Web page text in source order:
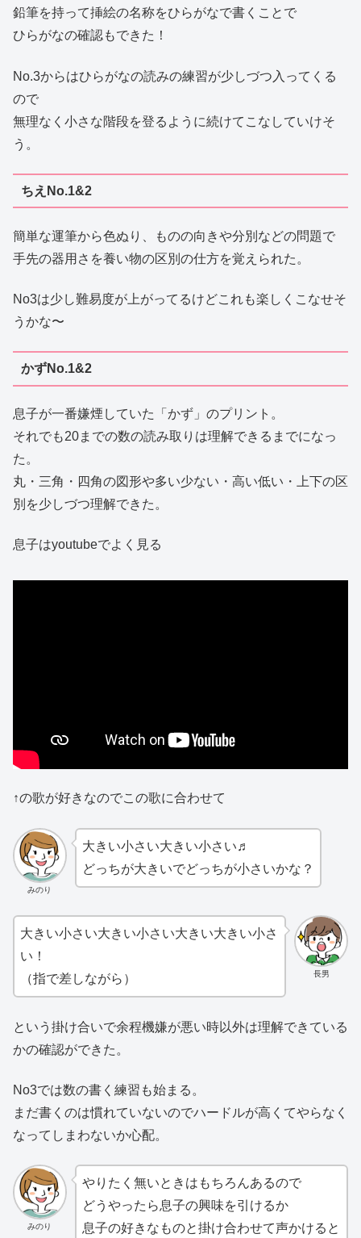
鉛筆を持って挿絵の名称をひらがなで書くことで
ひらがなの確認もできた！
No.3からはひらがなの読みの練習が少しづつ入ってくる
ので
無理なく小さな階段を登るように続けてこなしていけそ
う。
ちえNo.1&2
簡単な運筆から色ぬり、ものの向きや分別などの問題で
手先の器用さを養い物の区別の仕方を覚えられた。
No3は少し難易度が上がってるけどこれも楽しくこなせそ
うかな〜
かずNo.1&2
息子が一番嫌煙していた「かず」のプリント。
それでも20までの数の読み取りは理解できるまでになっ
た。
丸・三角・四角の図形や多い少ない・高い低い・上下の区
別を少しづつ理解できた。
息子はyoutubeでよく見る
↑の歌が好きなのでこの歌に合わせて
みのり
大きい小さい大きい小さい♬
どっちが大きいでどっちが小さいかな？
長男
大きい小さい大きい小さい大きい大きい小さ
い！
（指で差しながら）
という掛け合いで余程機嫌が悪い時以外は理解できている
かの確認ができた。
No3では数の書く練習も始まる。
まだ書くのは慣れていないのでハードルが高くてやらなく
なってしまわないか心配。
みのり
やりたく無いときはもちろんあるので
どうやったら息子の興味を引けるか
息子の好きなものと掛け合わせて声かけると